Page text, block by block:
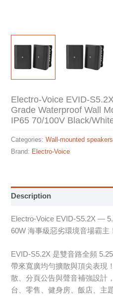
Electro-Voice EVID-
Grade Waterproof Wall
IP65 70/100V Black/
Categories:Wall-mounted speakers
Brand: Electro-Voice
Description
Electro-Voice EVID-S5.2X —
60W 海事級惡劣環境音場霸主
EVID-S5.2X 是雙音路全頻
帶來寬廣均勻擴散與頂尖表現
散、分頁公告與聲音補強設計
台、零售、健身房、飯店、主